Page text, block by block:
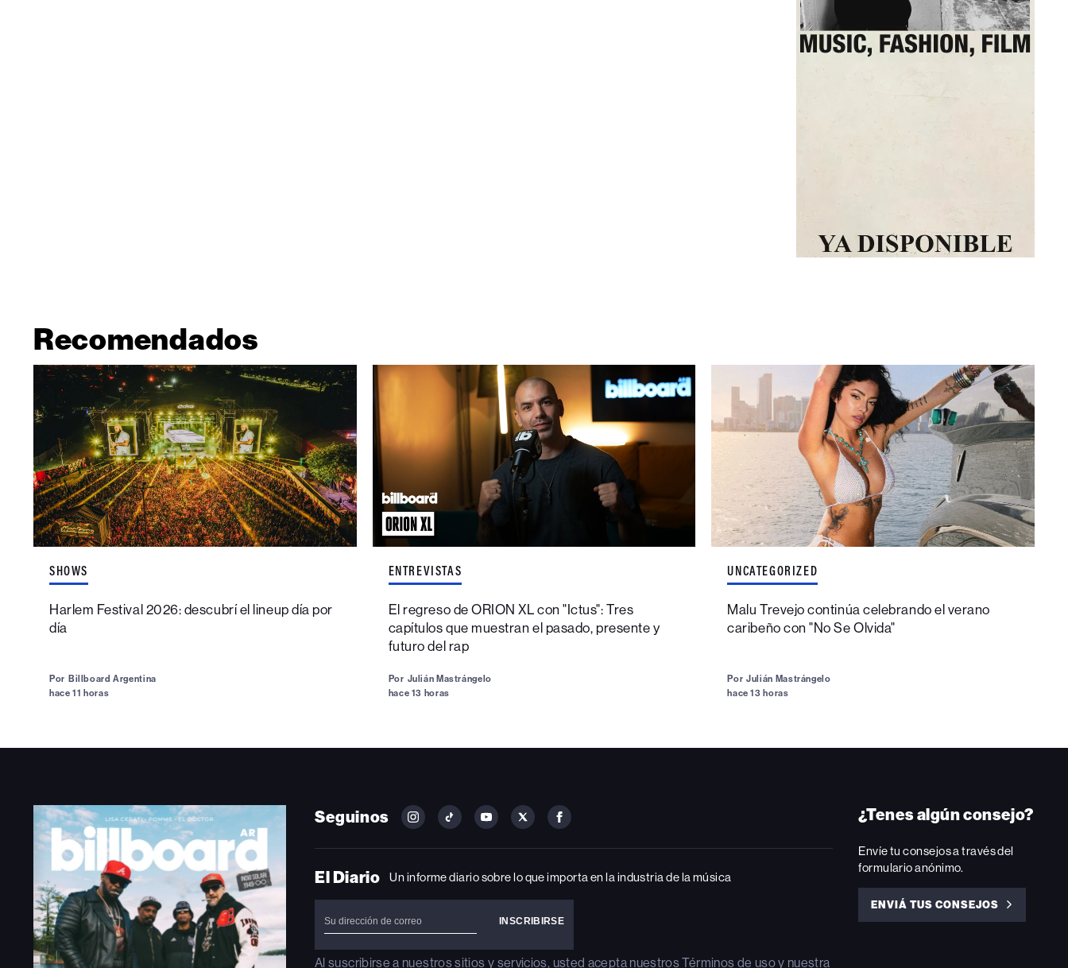
Recomendados
SHOWS
Harlem Festival 2026: descubrí el lineup día por
día
Por Billboard Argentina
hace 11 horas
ENTREVISTAS
El regreso de ORION XL con "Ictus": Tres
capítulos que muestran el pasado, presente y
futuro del rap
Por Julián Mastrángelo
hace 13 horas
UNCATEGORIZED
Malu Trevejo continúa celebrando el verano
caribeño con "No Se Olvida"
Por Julián Mastrángelo
hace 13 horas
Seguinos
FOLLOW
ON
FOLLOW
ON
FOLLOW
ON
FOLLOW
ON
FOLLOW
ON
El Diario Un informe diario sobre lo que importa en la industria de la música
Al suscribirse a nuestros sitios y servicios, usted acepta nuestrosTérminos de usoy nuestra
¿Tenes algún consejo?
Envíe tu consejos a través del
formulario anónimo.
ENVIÁ TUS CONSEJOS
ENVIÁ